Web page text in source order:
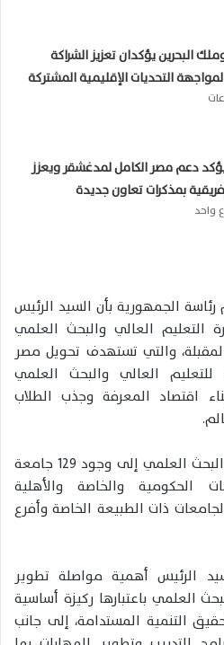
البحرين يؤكدان تعزيز الشراكة
التحديات الإقليمية المشتركة
دعم مصر الكامل لمدغشقر ويعزز
بمذكرات تعاون جديدة
واحد
الجمهورية بأن السيد الرئيس
التعليم العالي والبحث العلمي
والتي تستهدف تحويل مصر
العالي والبحث العلمي
اقتصاد المعرفة وجذب الطلاب
وأشار وزير التعليم العالي والبحث العلمي إلى وجود 129 جامعة
والخاصة والأهلية
ذات الطبيعة الخاصة وأفرع
الرئيس أهمية مواصلة تطوير
العلمي باعتبارها ركيزة أساسية
التنمية المستدامة، إلى جانب